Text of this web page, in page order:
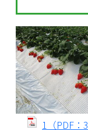
1（PDF：